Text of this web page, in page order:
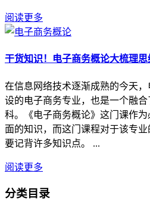
阅读更多
干货知识！电子商务概论大梳理思
在信息网络技术逐渐成熟的今天
设的电子商务专业，也是一个融
科。《电子商务概论》这门课作
面的知识，而这门课程对于该专
要记背许多知识点。 ...
阅读更多
分类目录